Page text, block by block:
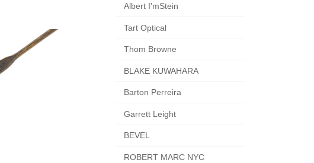
Albert I'mStein
Tart Optical
Thom Browne
BLAKE KUWAHARA
Barton Perreira
Garrett Leight
BEVEL
ROBERT MARC NYC